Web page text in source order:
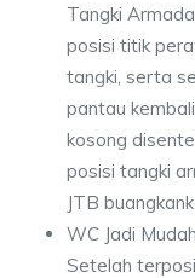
Tangki
posisi titik
tangki, serta
pantau
kosong
posisi tangki
JTB
WC Jadi
Setelah